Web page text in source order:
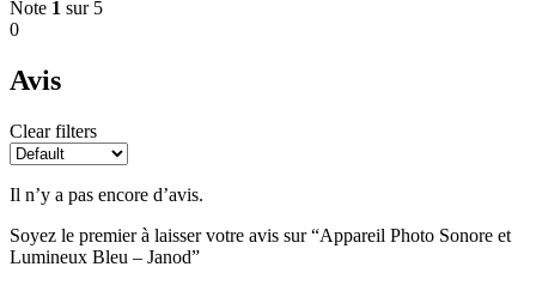
Note 1 sur 5
0
Avis
Clear filters
Il n’y a pas encore d’avis.
Soyez le premier à laisser votre avis sur “Appareil Photo Sonore et
Lumineux Bleu – Janod”